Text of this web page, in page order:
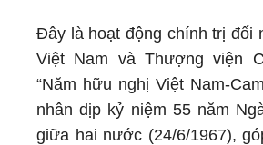
Đây là hoạt động chính trị đối
Việt Nam và Thượng viện
“Năm hữu nghị Việt Nam-
nhân dịp kỷ niệm 55 năm
giữa hai nước (24/6/1967),